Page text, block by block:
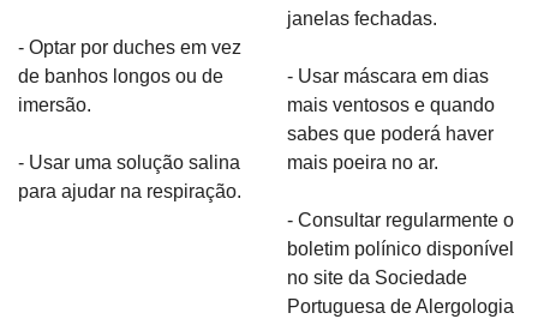
- Optar por duches em vez
de banhos longos ou de
imersão.
- Usar uma solução salina
para ajudar na respiração.
janelas fechadas.
- Usar máscara em dias
mais ventosos e quando
sabes que poderá haver
mais poeira no ar.
- Consultar regularmente o
boletim polínico disponível
no site da Sociedade
Portuguesa de Alergologia